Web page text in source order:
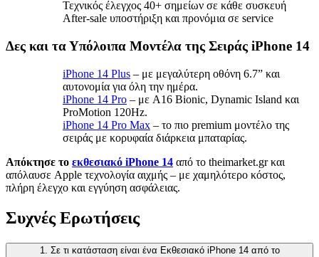
Τεχνικός έλεγχος 40+ σημείων σε κάθε συσκευή
After-sale υποστήριξη και προνόμια σε service
Δες και τα Υπόλοιπα Μοντέλα της Σειράς iPhone 14
iPhone 14 Plus – με μεγαλύτερη οθόνη 6.7” και
αυτονομία για όλη την ημέρα.
iPhone 14 Pro – με A16 Bionic, Dynamic Island και
ProMotion 120Hz.
iPhone 14 Pro Max – το πιο premium μοντέλο της
σειράς με κορυφαία διάρκεια μπαταρίας.
Απόκτησε το εκθεσιακό iPhone 14 από το theimarket.gr και
απόλαυσε Apple τεχνολογία αιχμής – με χαμηλότερο κόστος,
πλήρη έλεγχο και εγγύηση ασφάλειας.
Συχνές Ερωτήσεις
1. Σε τι κατάσταση είναι ένα Εκθεσιακό iPhone 14 από το